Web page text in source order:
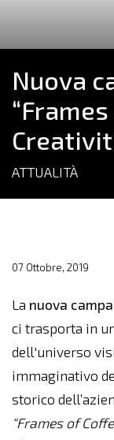
Nuova
ATTUALITÀ
07 Ottobre, 2019
La nuova
ci trasporta in
dell'universo
immaginativo
storico
“Frames of